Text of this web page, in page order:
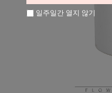
일주일간 열지 않기